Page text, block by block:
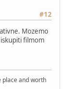
#12
Mozemo
iskupiti filmom
place and worth